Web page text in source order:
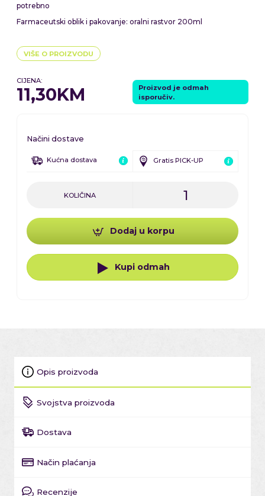
potrebno
Farmaceutski oblik i pakovanje: oralni rastvor 200ml
VIŠE O PROIZVODU
CIJENA:
11,30KM
Proizvod je odmah
isporučiv.
Načini dostave
Kućna dostava Gratis PICK-UP
KOLIČINA
Dodaj u korpu
Kupi odmah
Opis proizvoda
Svojstva proizvoda
Dostava
Način plaćanja
Recenzije